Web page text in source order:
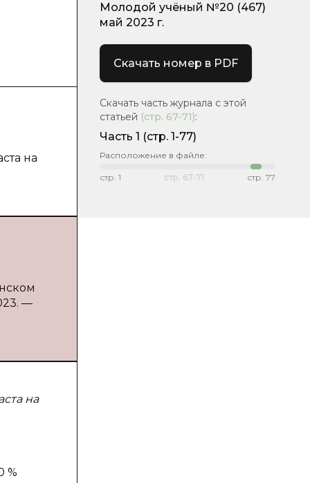
на
—
на
%
Молодой учёный №20 (467)
май 2023 г.
Скачать номер в PDF
Скачать часть журнала с этой
статьей (стр. 67-71):
Часть 1 (стр. 1-77)
Расположение в файле:
стр. 1 стр. 67-71 стр. 77